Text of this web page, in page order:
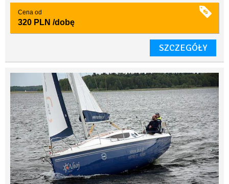
Cena od
320 PLN /dobę
SZCZEGÓŁY